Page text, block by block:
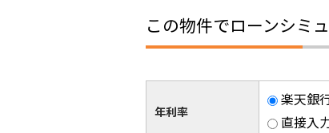
この物件でローンシミ
年利率
楽天銀
直接入